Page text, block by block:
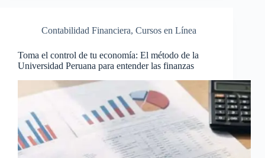
Contabilidad Financiera, Cursos en Línea
Toma el control de tu economía: El método de la
Universidad Peruana para entender las finanzas